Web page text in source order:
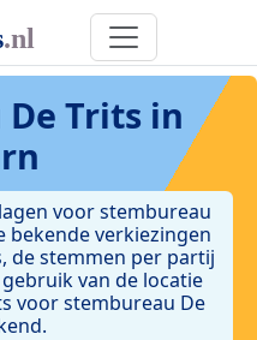
Trits in
voor stembureau
bekende verkiezingen
de stemmen per partij
van de locatie
voor stembureau De